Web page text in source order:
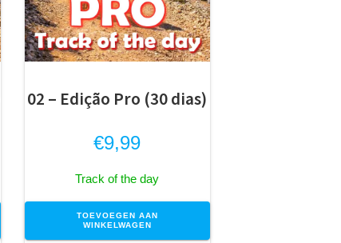
02 – Edição Pro (30 dias)
€9,99
Track of the day
TOEVOEGEN AAN
WINKELWAGEN